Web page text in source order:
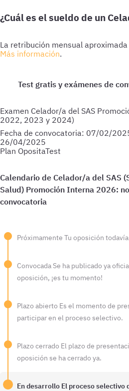
¿Cuál es el sueldo de un
La retribución mensual
Más información.
Examen Celador/a del SAS
2022, 2023 y 2024)
Fecha de convocatoria: 07/02/
26/04/2025
Plan OpositaTest
Próximamente Tu oposición
Convocada Se ha publicado ya
oposición, ¡es tu momento!
Plazo abierto Es el momento de
participar en el proceso selectivo.
Plazo cerrado El plazo de
oposición se ha cerrado ya.
En desarrollo El proceso selectivo